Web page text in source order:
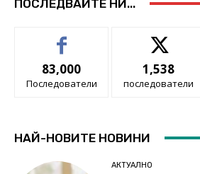
ПОСЛЕДВАЙТЕ НИ...
83,000
Последователи
1,538
последователи
НАЙ-НОВИТЕ НОВИНИ
АКТУАЛНО